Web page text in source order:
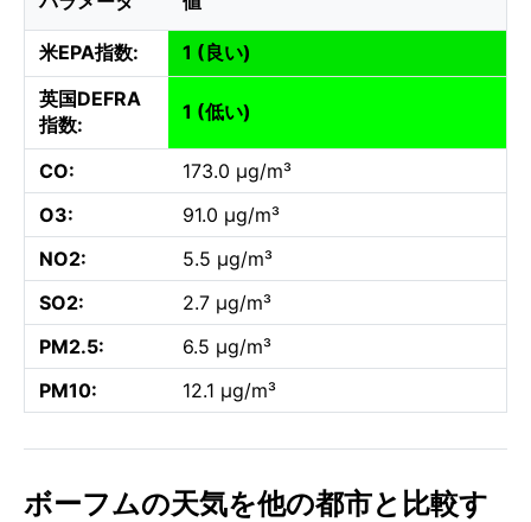
米EPA指数:
1 (良い)
英国DEFRA
指数:
1 (低い)
CO:
173.0 µg/m³
O3:
91.0 µg/m³
NO2:
5.5 µg/m³
SO2:
2.7 µg/m³
PM2.5:
6.5 µg/m³
PM10:
12.1 µg/m³
ボーフムの天気を他の都市と比較す